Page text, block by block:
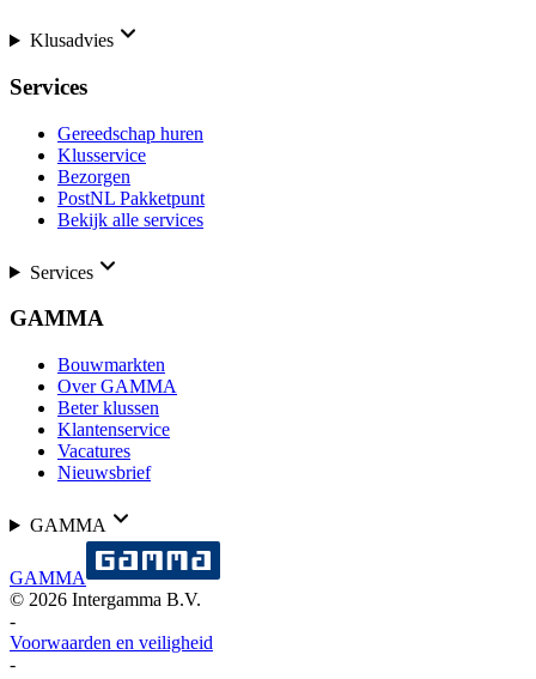
Klusadvies
Services
Gereedschap huren
Klusservice
Bezorgen
PostNL Pakketpunt
Bekijk alle services
Services
GAMMA
Bouwmarkten
Over GAMMA
Beter klussen
Klantenservice
Vacatures
Nieuwsbrief
GAMMA
GAMMA
© 2026 Intergamma B.V.
-
Voorwaarden en veiligheid
-